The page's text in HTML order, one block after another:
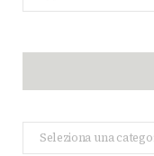
for:
Categorie